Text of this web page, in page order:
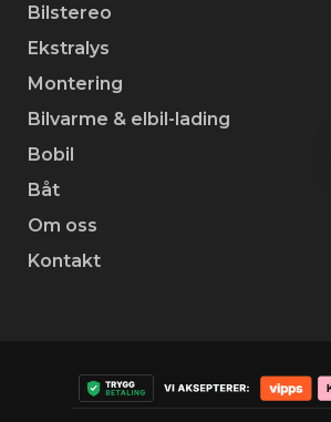
Bilstereo
Ekstralys
Montering
Bilvarme & elbil-lading
Bobil
Båt
Om oss
Kontakt